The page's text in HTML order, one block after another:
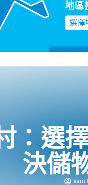
地區
選擇
：選
決儲
sam